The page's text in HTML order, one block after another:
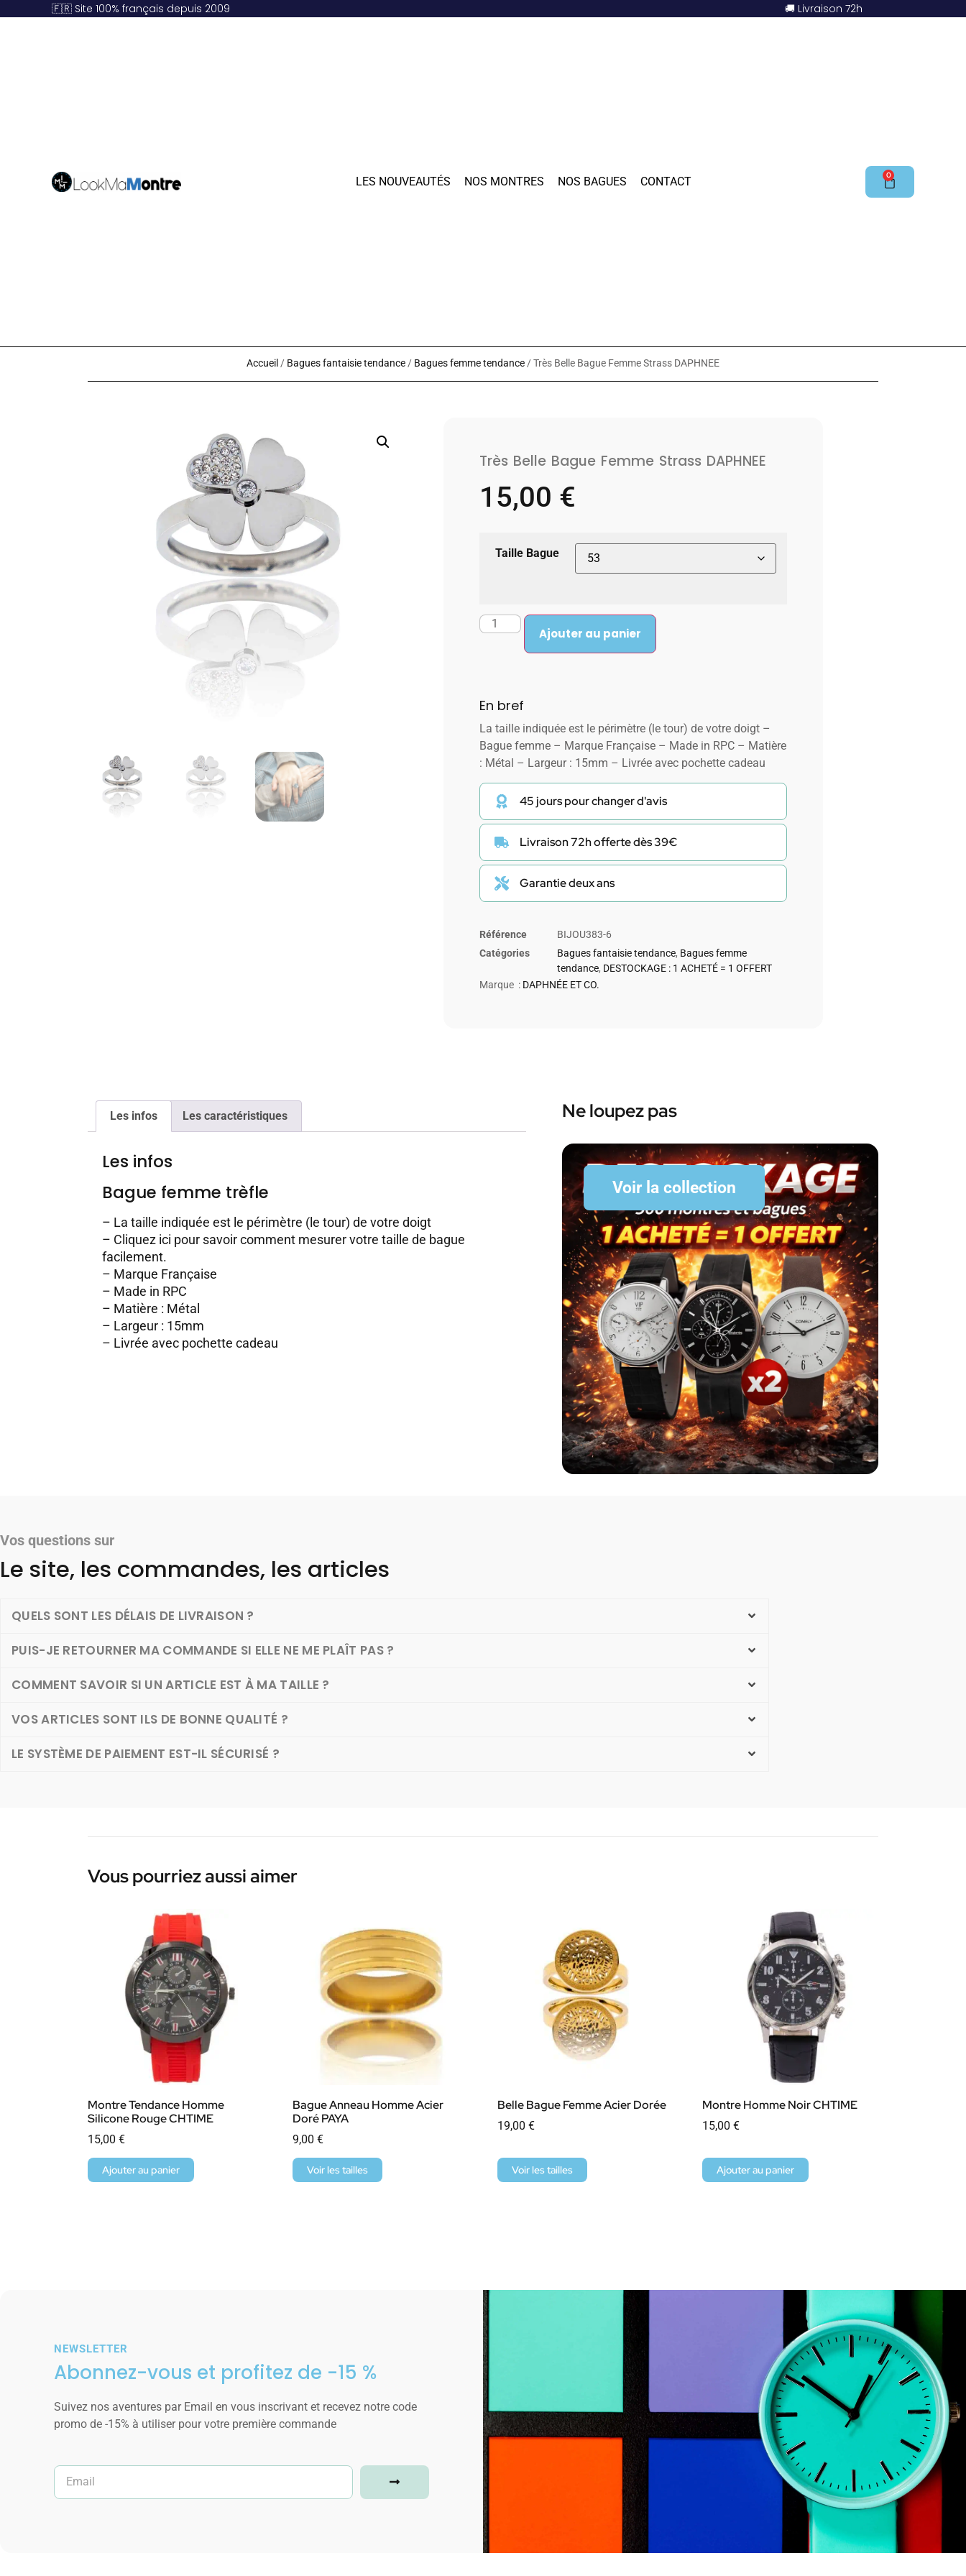
🇫🇷 Site 100% français depuis 2009 🚚 Livraison 72h
LES NOUVEAUTÉS NOS MONTRES NOS BAGUES CONTACT 0
Accueil / Bagues fantaisie tendance/ Bagues femme tendance/ Très Belle Bague Femme Strass DAPHNEE
Très Belle Bague Femme Strass DAPHNEE
15,00 €
Taille Bague
Ajouter au panier
En bref
La taille indiquée est le périmètre (le tour) de votre doigt –
Bague femme – Marque Française – Made in RPC – Matière
: Métal – Largeur : 15mm – Livrée avec pochette cadeau
45 jours pour changer d'avis
Livraison 72h offerte dès 39€
Garantie deux ans
Référence
BIJOU383-6
Catégories
Bagues fantaisie tendance, Bagues femme
tendance, DESTOCKAGE : 1 ACHETÉ = 1 OFFERT
Marque : DAPHNÉE ET CO.
Les infos Les caractéristiques
Les infos
Bague femme trèfle
– La taille indiquée est le périmètre (le tour) de votre doigt
– Cliquez ici pour savoir comment mesurer votre taille de bague
facilement.
– Marque Française
– Made in RPC
– Matière : Métal
– Largeur : 15mm
– Livrée avec pochette cadeau
Ne loupez pas
Voir la collection
Vos questions sur
Le site, les commandes, les articles
QUELS SONT LES DÉLAIS DE LIVRAISON ?
PUIS-JE RETOURNER MA COMMANDE SI ELLE NE ME PLAÎT PAS ?
COMMENT SAVOIR SI UN ARTICLE EST À MA TAILLE ?
VOS ARTICLES SONT ILS DE BONNE QUALITÉ ?
LE SYSTÈME DE PAIEMENT EST-IL SÉCURISÉ ?
Vous pourriez aussi aimer
Montre Tendance Homme
Silicone Rouge CHTIME
15,00 €
Ajouter au panier
Bague Anneau Homme Acier
Doré PAYA
9,00 €
Voir les tailles
Belle Bague Femme Acier Dorée
19,00 €
Voir les tailles
Montre Homme Noir CHTIME
15,00 €
Ajouter au panier
NEWSLETTER
Abonnez-vous et profitez de -15 %
Suivez nos aventures par Email en vous inscrivant et recevez notre code
promo de -15% à utiliser pour votre première commande